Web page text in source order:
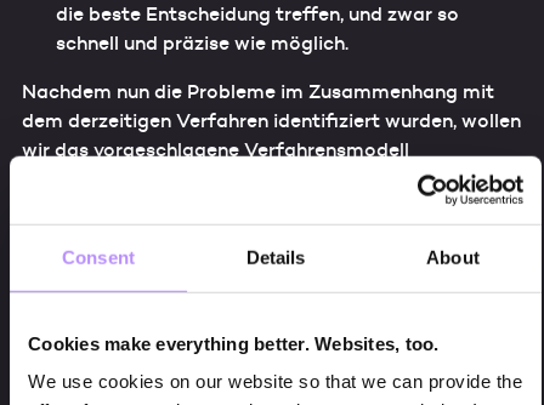
Consent Details About
Cookies make everything better. Websites, too.
We use cookies on our website so that we can provide the
die beste Entscheidung treffen, und zwar so
schnell und präzise wie möglich.
Nachdem nun die Probleme im Zusammenhang mit
dem derzeitigen Verfahren identifiziert wurden, wollen
wir das vorgeschlagene Verfahrensmodell
durchgehen, dass das derzeitige System verbessern
Verbesserung des derzeitigen VAR-